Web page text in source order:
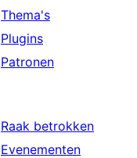
Thema's
Plugins
Patronen
Raak betrokken
Evenementen